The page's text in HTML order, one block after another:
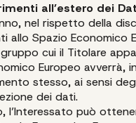
all’estero dei
nel rispetto della
allo Spazio Economico
cui il Titolare
Europeo
stesso, ai sensi
dei dati.
l’Interessato può